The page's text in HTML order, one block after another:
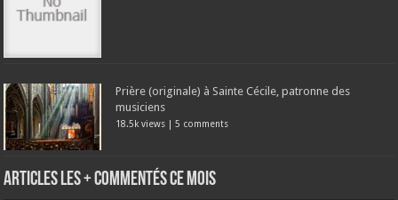
Prière (originale) à Sainte Cécile, patronne des
musiciens
18.5k views |5 comments
Articles les + commentés ce mois